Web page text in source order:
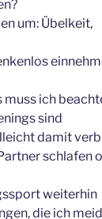
um: Übelkeit,
muss ich
sind
damit
schlafen
weiterhin
die ich